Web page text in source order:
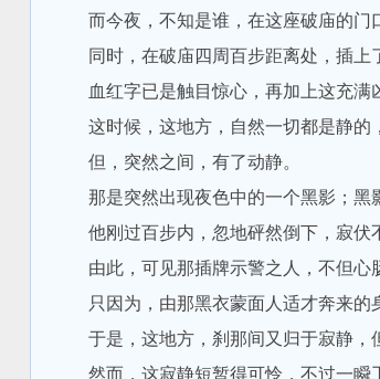
而今夜，不知是谁，在这座破庙的门口
同时，在破庙四周百步距离处，插上
血红字已是触目惊心，再加上这充满凶
这时候，这地方，自然一切都是静的，
但，突然之间，有了动静。
那是突然出现夜色中的一个黑影；黑影
他刚过百步内，忽地砰然倒下，寂伏不
由此，可见那插牌示警之人，不但心
只因为，由那黑衣蒙面人适才奔来的身
于是，这地方，刹那间又归于寂静，但
然而，这寂静短暂得可怜，不过一瞬